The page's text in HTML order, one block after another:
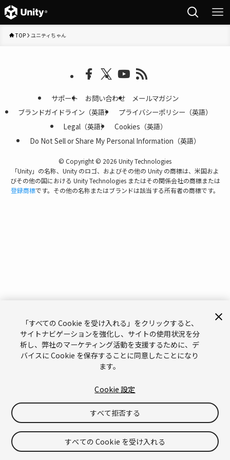
TOP ユニティちゃん
サポート お問い合わせ
メールマガジン
ブランドガイドライン（英語）
プライバシーポリシー（英語）
Legal（英語）
Cookies（英語）
Do Not Sell or Share My Personal Information（英語）
© Copyright © 2026 Unity Technologies
「Unity」の名称、Unity のロゴ、およびその他の Unity の商標は、米国およ
びその他の国における Unity Technologies またはその関係会社の商標または
登録商標です。その他の名称またはブランドは該当する所有者の商標です。
「すべての Cookie を受け入れる」をクリックすると、
サイトナビゲーションを強化し、サイトの使用状況を分
析し、弊社のマーケティング活動を支援するために、デ
バイスに Cookie を保存することに同意したことになり
ます。
Cookie 設定
すべて拒否する
すべての Cookie を受け入れる